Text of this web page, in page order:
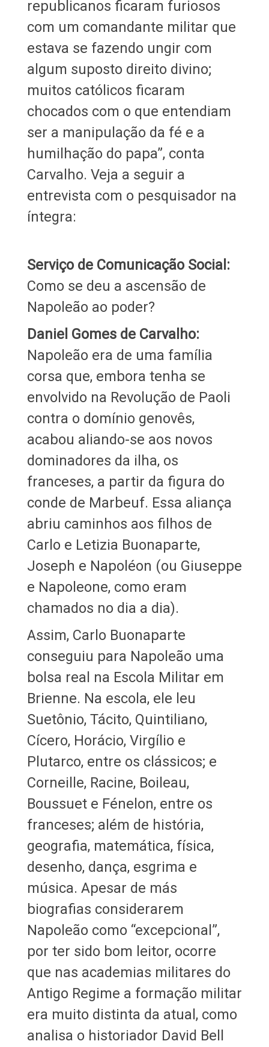
republicanos ficaram furiosos
com um comandante militar que
estava se fazendo ungir com
algum suposto direito divino;
muitos católicos ficaram
chocados com o que entendiam
ser a manipulação da fé e a
humilhação do papa”, conta
Carvalho. Veja a seguir a
entrevista com o pesquisador na
íntegra:
Serviço de Comunicação Social:
Como se deu a ascensão de
Napoleão ao poder?
Daniel Gomes de Carvalho:
Napoleão era de uma família
corsa que, embora tenha se
envolvido na Revolução de Paoli
contra o domínio genovês,
acabou aliando-se aos novos
dominadores da ilha, os
franceses, a partir da figura do
conde de Marbeuf. Essa aliança
abriu caminhos aos filhos de
Carlo e Letizia Buonaparte,
Joseph e Napoléon (ou Giuseppe
e Napoleone, como eram
chamados no dia a dia).
Assim, Carlo Buonaparte
conseguiu para Napoleão uma
bolsa real na Escola Militar em
Brienne. Na escola, ele leu
Suetônio, Tácito, Quintiliano,
Cícero, Horácio, Virgílio e
Plutarco, entre os clássicos; e
Corneille, Racine, Boileau,
Boussuet e Fénelon, entre os
franceses; além de história,
geografia, matemática, física,
desenho, dança, esgrima e
música. Apesar de más
biografias considerarem
Napoleão como “excepcional”,
por ter sido bom leitor, ocorre
que nas academias militares do
Antigo Regime a formação militar
era muito distinta da atual, como
analisa o historiador David Bell